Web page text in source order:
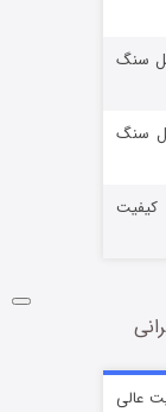
شد
سنگ
سنگ
کیفیت
عالی